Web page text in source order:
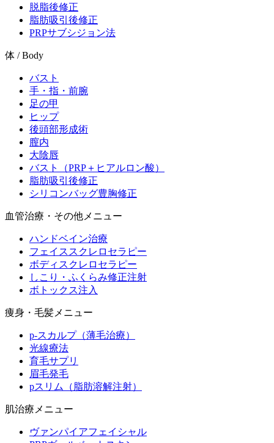
脱脂後修正
脂肪吸引後修正
PRPサブシジョン法
体 / Body
バスト
手・指・前腕
足の甲
ヒップ
後頭部形成術
膣内
大陰唇
バスト（PRP＋ヒアルロン酸）
脂肪吸引後修正
シリコンバッグ豊胸修正
血管治療・その他メニュー
ハンドベイン治療
フェイススクレロセラピー
ボディスクレロセラピー
しこり・ふくらみ修正注射
ボトックス注入
痩身・毛髪メニュー
p-スカルプ（薄毛治療）
光線療法
育毛サプリ
眉毛発毛
pスリム（脂肪溶解注射）
肌治療メニュー
ヴァンパイアフェイシャル